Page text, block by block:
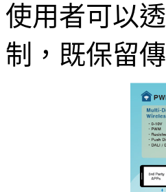
使用者可以
制，既保留